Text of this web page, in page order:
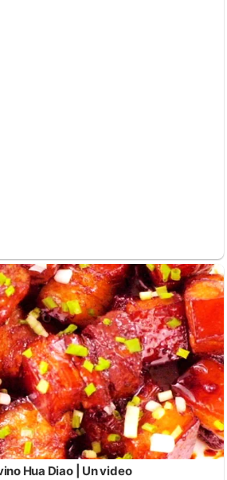
Hua Diao | Un video